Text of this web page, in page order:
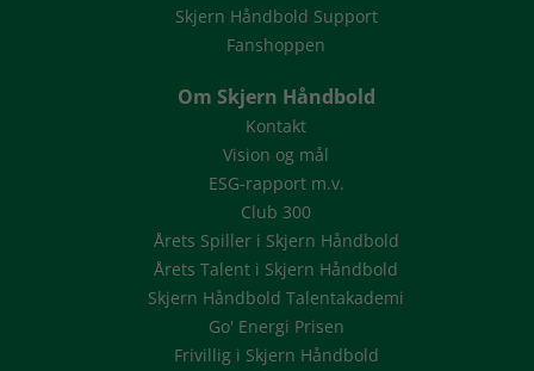
Skjern Håndbold Support
Fanshoppen
Om Skjern Håndbold
Kontakt
Vision og mål
ESG-rapport m.v.
Club 300
Årets Spiller i Skjern Håndbold
Årets Talent i Skjern Håndbold
Skjern Håndbold Talentakademi
Go' Energi Prisen
Frivillig i Skjern Håndbold